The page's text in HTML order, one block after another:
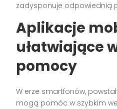
zadysponuje odpowiednią
Aplikacje
ułatwiające
pomocy
W erze smartfonów,
mogą pomóc w szybkim